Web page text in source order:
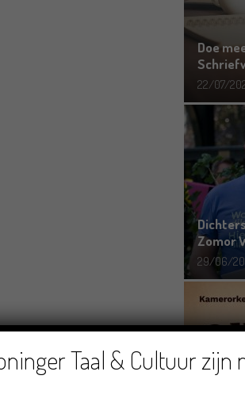
Doe
22/07/
Zomor
29/06/
Taal & Cultuur zijn